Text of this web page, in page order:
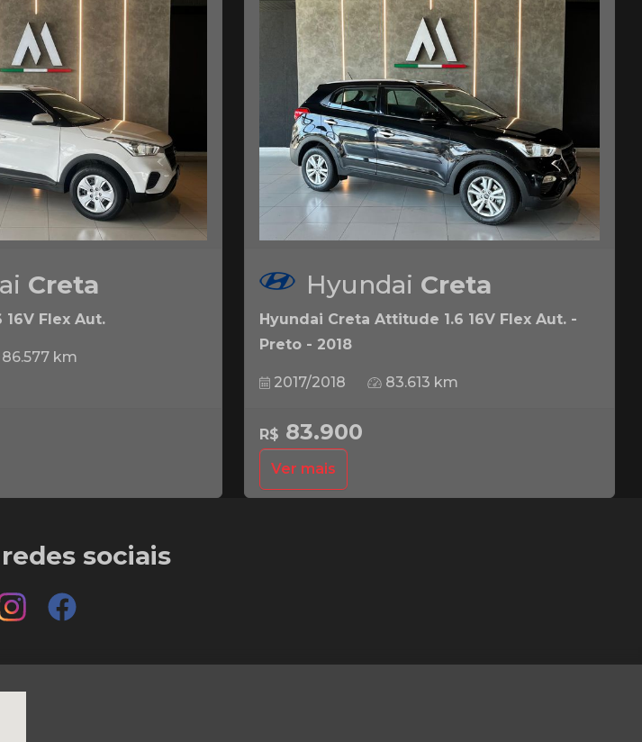
Creta
Flex Aut.
86.577 km
Hyundai Creta
Hyundai Creta Attitude 1.6 16V Flex Aut. -
Preto - 2018
2017/2018 83.613 km
R$ 83.900
Ver mais
sociais